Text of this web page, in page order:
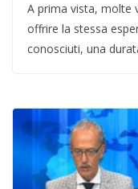
A prima vista, molte
offrire la stessa
conosciuti, una